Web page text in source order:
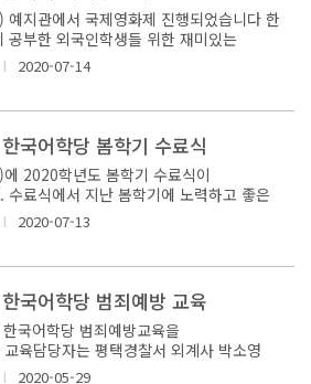
지관에서 국제영화제 진행되었습니다 한
공부한 외국인학생들 위한 재미있는
니다 학생들의 스낵이랑 콜라를
님들께 ..
l 2020-07-14
국어학당 봄학기 수료식
2020학년도 봄학기 수료식이
수료식에서 지난 봄학기에 노력하고 좋은
하고 출석률 높은 학생들한테 상장
국인 학생하..
l 2020-07-13
국어학당 범죄예방 교육
국어학당 범죄예방교육을
육담당자는 평택경찰서 외계사 박소영
. 오전교육은 12시30분에 시작되었고
l 2020-05-29